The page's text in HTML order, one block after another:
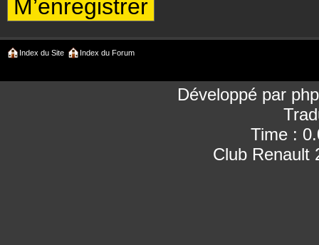
M’enregistrer
Index du Site Index du Forum
Développé par
Time :
Club Renault